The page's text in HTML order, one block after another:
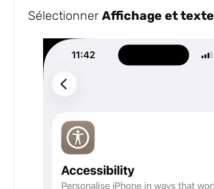
Sélectionner Affichage et texte